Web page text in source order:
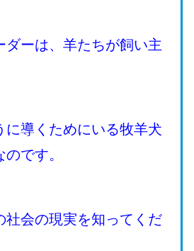
ダーは、羊たちが飼い主
に導くためにいる牧羊犬
です。
社会の現実を知ってくだ